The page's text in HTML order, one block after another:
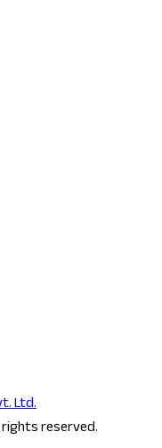
Ltd.
rights reserved.